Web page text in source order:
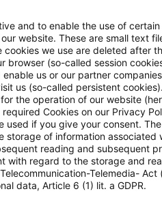
II R 41/15 (BStBl II
bei einer
im Sinne
Anteilserwerb
die
beteiligt ist, als Anteil
and to enable the use of
website. These are small text
we use are deleted after
browser (so-called session
us or our partner
us (so-called persistent
the operation of our website
Cookies on our Privacy
if you give your consent.
storage of information associated
reading and subsequent
with regard to the storage and
Telemedia- Act
data, Article 6 (1) lit. a GDPR.